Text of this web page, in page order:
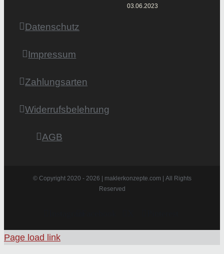
03.06.2023
Datenschutz
Impressum
Zahlungsarten
Widerrufsbelehrung
AGB
© Copyright 2020 - 2026 | maklerkonzepte.com | All Rights
Reserved
Page load link